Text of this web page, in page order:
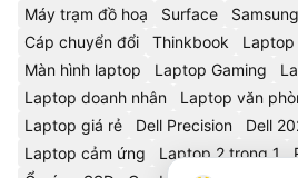
Máy trạm đồ hoạ
Surface Samsung
Cáp chuyển đổi
Thinkbook
Màn hình laptop
Laptop Gaming
Laptop doanh nhân
Laptop văn
Laptop giá rẻ
Dell Precision Dell
Laptop cảm ứng
Laptop 2 trong 1